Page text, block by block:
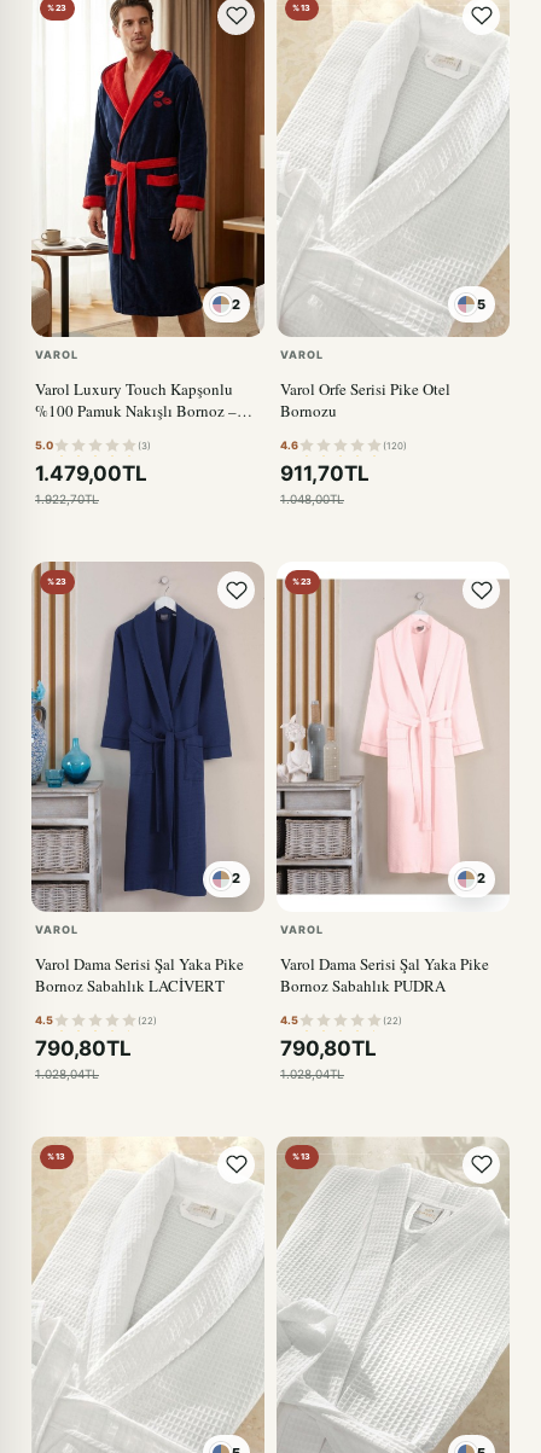
%23
2
VAROL
Varol Luxury Touch Kapşonlu
%100 Pamuk Nakışlı Bornoz –
5.0 (3)
1.479,00TL
1.922,70TL
%13
5
VAROL
Varol Orfe Serisi Pike Otel
Bornozu
4.6 (120)
911,70TL
1.048,00TL
%23
2
VAROL
Varol Dama Serisi Şal Yaka Pike
Bornoz Sabahlık LACİVERT
4.5 (22)
790,80TL
1.028,04TL
%23
2
VAROL
Varol Dama Serisi Şal Yaka Pike
Bornoz Sabahlık PUDRA
4.5 (22)
790,80TL
1.028,04TL
%13 %13